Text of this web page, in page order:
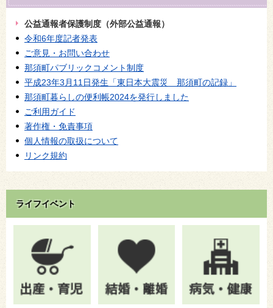
公益通報者保護制度（外部公益通報）
令和6年度記者発表
ご意見・お問い合わせ
那須町パブリックコメント制度
平成23年3月11日発生「東日本大震災 那須町の記録」
那須町暮らしの便利帳2024を発行しました
ご利用ガイド
著作権・免責事項
個人情報の取扱について
リンク規約
ライフイベント